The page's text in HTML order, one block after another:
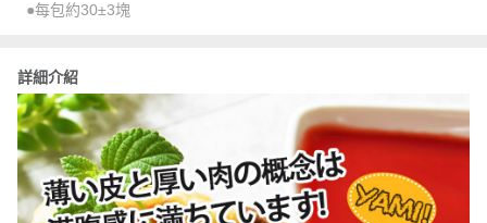
●每包約30±3塊
詳細介紹